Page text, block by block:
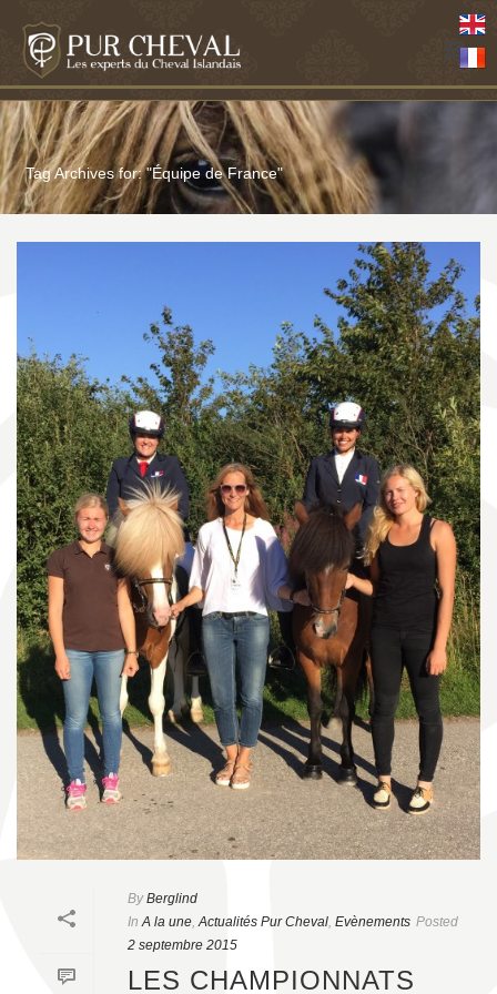
Tag Archives for: "Équipe de France"
By Berglind
In A la une,Actualités Pur Cheval, Evènements Posted
2 septembre 2015
LES CHAMPIONNATS